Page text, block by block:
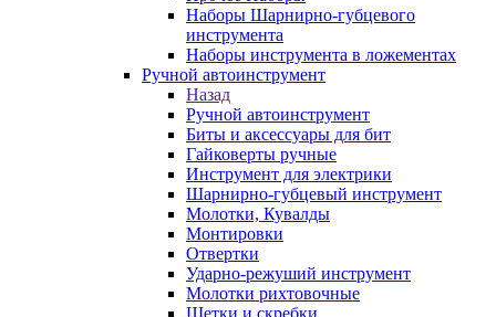
Наборы Шарнирно-губцевого
инструмента
Наборы инструмента в ложементах
Ручной автоинструмент
Назад
Ручной автоинструмент
Биты и аксессуары для бит
Гайковерты ручные
Инструмент для электрики
Шарнирно-губцевый инструмент
Молотки, Кувалды
Монтировки
Отвертки
Ударно-режуший инструмент
Молотки рихтовочные
Щетки и скребки